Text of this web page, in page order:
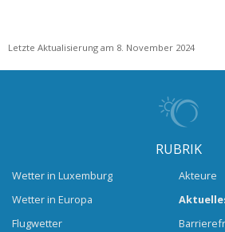
Letzte Aktualisierung am 8. November 2024
RUBRIK
Wetter in Luxemburg
Wetter in Europa
Flugwetter
Akteure